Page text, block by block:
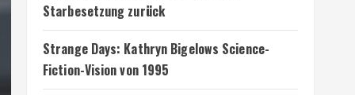
Starbesetzung zurück
Strange Days: Kathryn Bigelows Science-
Fiction-Vision von 1995